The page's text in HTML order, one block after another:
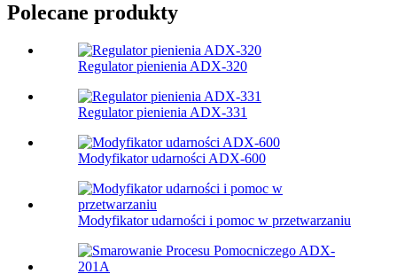
Polecane produkty
Regulator pienienia ADX-320
Regulator pienienia ADX-331
Modyfikator udarności ADX-600
Modyfikator udarności i pomoc w przetwarzaniu